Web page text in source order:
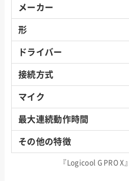
メーカー
形
ドライバー
接続方式
マイク
最大連続動作時間
その他の特徴
『Logicool G PRO X